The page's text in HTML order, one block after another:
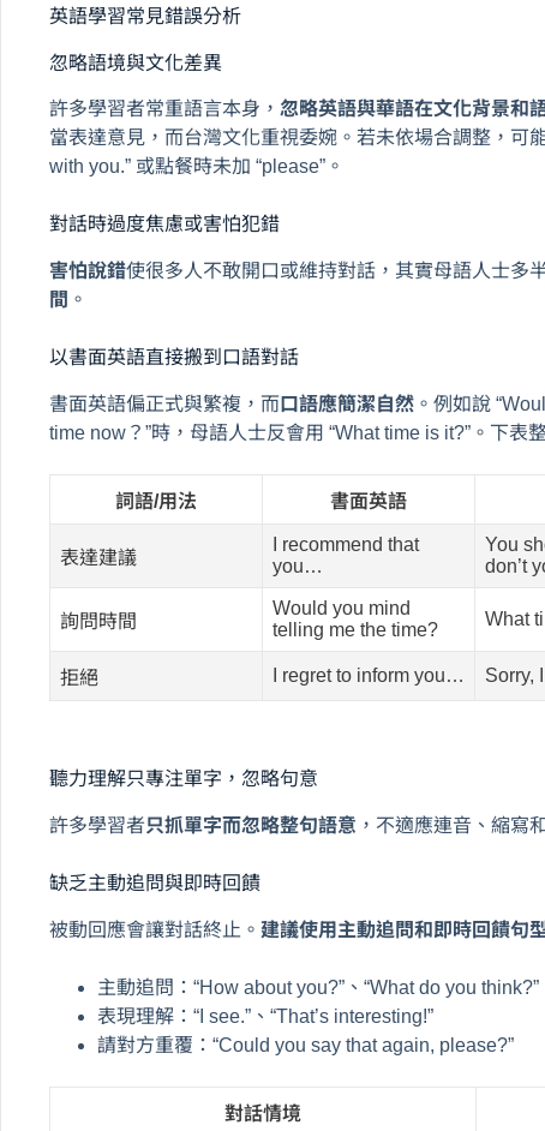
英語學習常見錯誤分析
忽略語境與文化差異
許多學習者常重語言本身， 忽略英語與華語在文化背景和
當表達意見，而台灣文化重視委婉。若未依場合調整，可
with you.” 或點餐時未加 “please”。
對話時過度焦慮或害怕犯錯
害怕說錯使很多人不敢開口或維持對話，其實母語人士多
間 。
以書面英語直接搬到口語對話
書面英語偏正式與繁複，而口語應簡潔自然 。例如說
time now？”時，母語人士反會用 “What time is it?”。下表
詞語/用法 書面英語
表達建議
I recommend that
you…
You
don’t
詢問時間
Would you mind
telling me the time?
What
拒絕 I regret to inform you… Sorry,
聽力理解只專注單字，忽略句意
許多學習者只抓單字而忽略整句語意 ，不適應連音、縮寫
缺乏主動追問與即時回饋
被動回應會讓對話終止。 建議使用主動追問和即時回饋句
主動追問：“How about you?”、“What do you think?”
表現理解：“I see.”、“That’s interesting!”
請對方重覆：“Could you say that again, please?”
對話情境